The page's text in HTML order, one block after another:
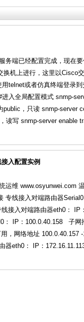
务端已经配置完成，现在
换机上进行，这里以Cisco
telnet或者仿真终端登录
入全局配置模式 snmp-
public，只读 snmp-server
读写 snmp-server enable
入配置实例
运维 www.osyunwei.com
专线接入对端路由器
接入对端路由器eth0：
： IP：100.0.40.158 子网
，网络地址
器eth0： IP：